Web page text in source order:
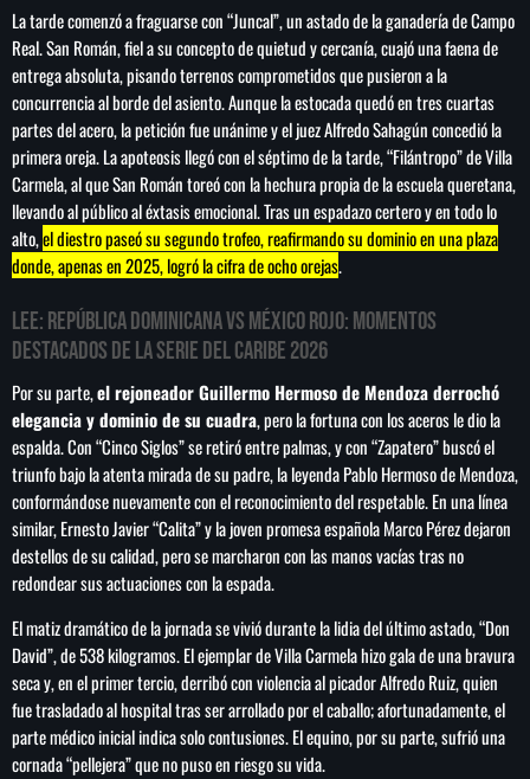
HISTORIA
SEARCH
SEARCH
Sheinbaum abre la puerta al fracking y
Irán anuncia que el acuerdo con Omán para
gestionar el estrecho de Ormuz está en su
‘fase final de revisión’
Murió Jorge Messi, padre de Lionel, a los 68
años
La tarde comenzó a fraguarse con “Juncal”, un astado de la ganadería de Campo
Real. San Román, fiel a su concepto de quietud y cercanía, cuajó una faena de
entrega absoluta, pisando terrenos comprometidos que pusieron a la
concurrencia al borde del asiento. Aunque la estocada quedó en tres cuartas
partes del acero, la petición fue unánime y el juez Alfredo Sahagún concedió la
primera oreja. La apoteosis llegó con el séptimo de la tarde, “Filántropo” de Villa
Carmela, al que San Román toreó con la hechura propia de la escuela queretana,
llevando al público al éxtasis emocional. Tras un espadazo certero y en todo lo
alto,el diestro paseó su segundo trofeo, reafirmando su dominio en una plaza
donde, apenas en 2025, logró la cifra de ocho orejas.
LEE: República Dominicana vs México Rojo: Momentos
destacados de la Serie del Caribe 2026
Por su parte,el rejoneador Guillermo Hermoso de Mendoza derrochó
elegancia y dominio de su cuadra, pero la fortuna con los aceros le dio la
espalda. Con “Cinco Siglos” se retiró entre palmas, y con “Zapatero” buscó el
triunfo bajo la atenta mirada de su padre, la leyenda Pablo Hermoso de Mendoza,
conformándose nuevamente con el reconocimiento del respetable. En una línea
similar, Ernesto Javier “Calita” y la joven promesa española Marco Pérez dejaron
destellos de su calidad, pero se marcharon con las manos vacías tras no
redondear sus actuaciones con la espada.
El matiz dramático de la jornada se vivió durante la lidia del último astado, “Don
David”, de 538 kilogramos. El ejemplar de Villa Carmela hizo gala de una bravura
seca y, en el primer tercio, derribó con violencia al picador Alfredo Ruiz, quien
fue trasladado al hospital tras ser arrollado por el caballo; afortunadamente, el
parte médico inicial indica solo contusiones. El equino, por su parte, sufrió una
cornada “pellejera” que no puso en riesgo su vida.